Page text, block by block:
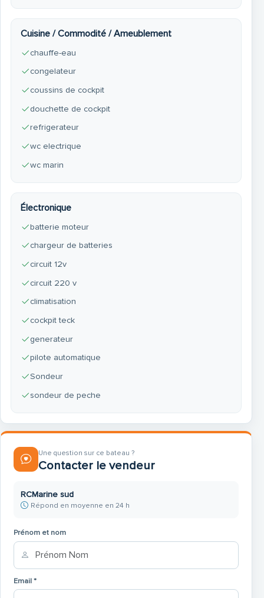
Cuisine / Commodité / Ameublement
chauffe-eau
congelateur
coussins de cockpit
douchette de cockpit
refrigerateur
wc electrique
wc marin
Électronique
batterie moteur
chargeur de batteries
circuit 12v
circuit 220 v
climatisation
cockpit teck
generateur
pilote automatique
Sondeur
sondeur de peche
Une question sur ce bateau ?
Contacter le vendeur
RCMarine sud
Répond en moyenne en 24 h
Prénom et nom
Email *